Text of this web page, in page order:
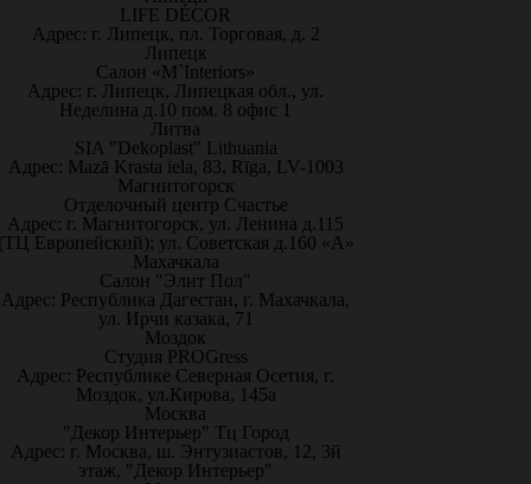
LIFE DÉCOR
Адрес: г. Липецк, пл. Торговая, д. 2
Липецк
Салон «M`Interiors»
Адрес: г. Липецк, Липецкая обл., ул.
Неделина д.10 пом. 8 офис 1
Литва
SIA "Dekoplast" Lithuania
Адрес: Mazā Krasta iela, 83, Rīga, LV-1003
Магнитогорск
Отделочный центр Счастье
Адрес: г. Магнитогорск, ул. Ленина д.115
Европейский); ул. Советская д.160 «А»
Махачкала
Салон "Элит Пол"
Адрес: Республика Дагестан, г. Махачкала,
ул. Ирчи казака, 71
Моздок
Студия PROGress
Адрес: Республике Северная Осетия, г.
Моздок, ул.Кирова, 145а
Москва
"Декор Интерьер" Тц Город
Адрес: г. Москва, ш. Энтузиастов, 12, 3й
этаж, "Декор Интерьер"